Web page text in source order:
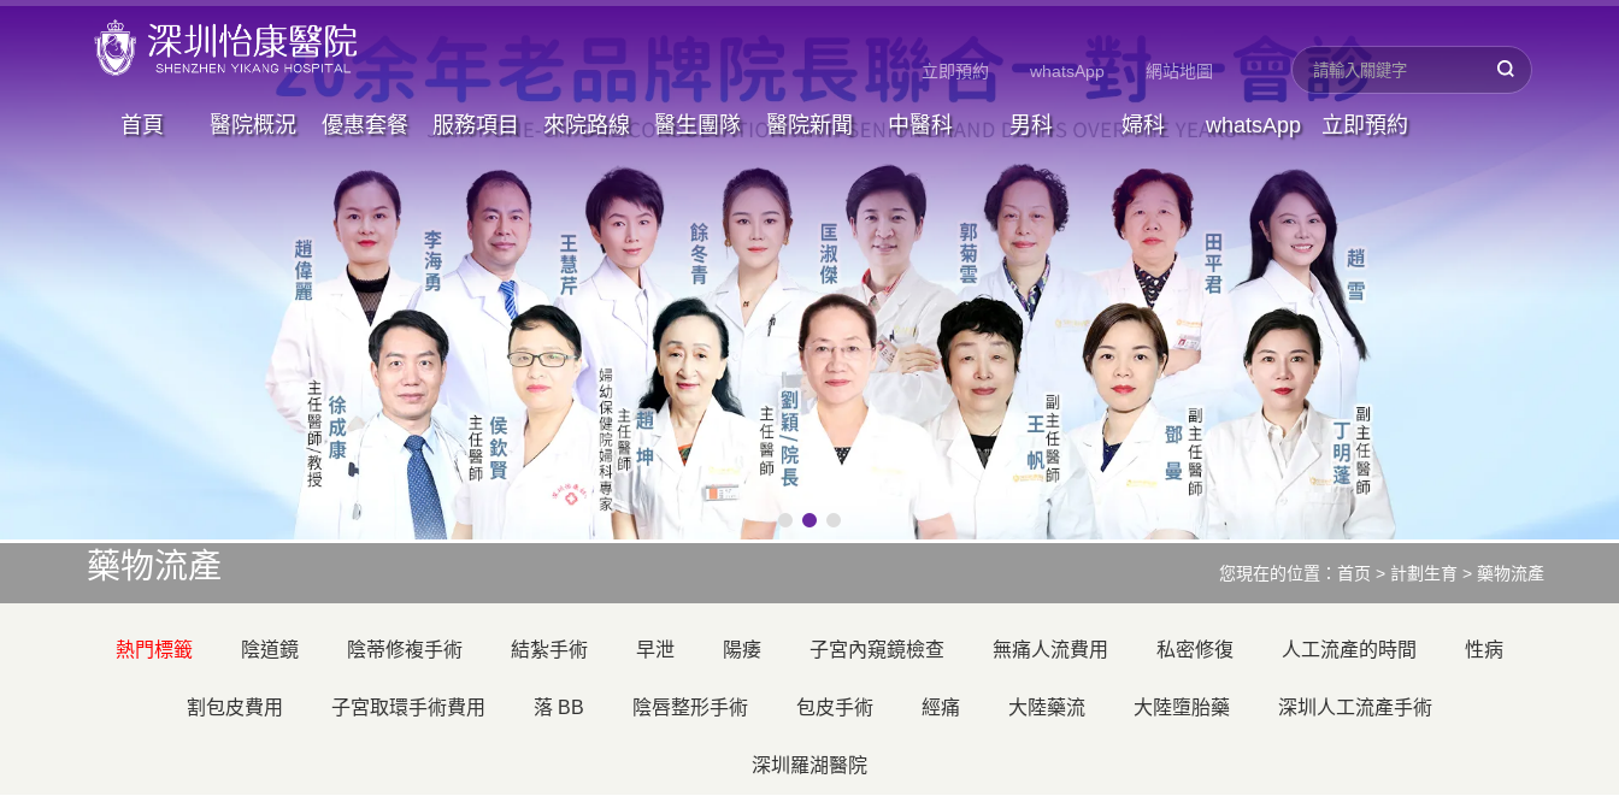
立即預約 whatsApp 網站地圖
首頁 醫院概況 優惠套餐 服務項目 來院路線 醫生團隊 醫院新聞 中醫科 男科 婦科 whatsApp 立即預約
藥物流產 您現在的位置： 首页 > 計劃生育 > 藥物流產
熱門標籤 陰道鏡 陰蒂修複手術 結紮手術 早泄 陽痿 子宮內窺鏡檢查 無痛人流費用 私密修復 人工流產的時間 性病
割包皮費用 子宮取環手術費用 落 BB 陰唇整形手術 包皮手術 經痛 大陸藥流 大陸墮胎藥 深圳人工流產手術
深圳羅湖醫院